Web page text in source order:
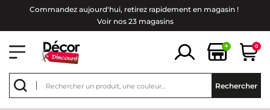
Commandez aujourd'hui, retirez rapidement en magasin !
Voir nos 23 magasins
+ 0
Rechercher